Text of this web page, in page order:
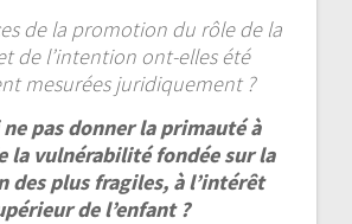
de la promotion du rôle de la
de l’intention ont-elles été
mesurées juridiquement ?
pas donner la primauté à
la vulnérabilité fondée sur la
des plus fragiles, à l’intérêt
de l’enfant ?